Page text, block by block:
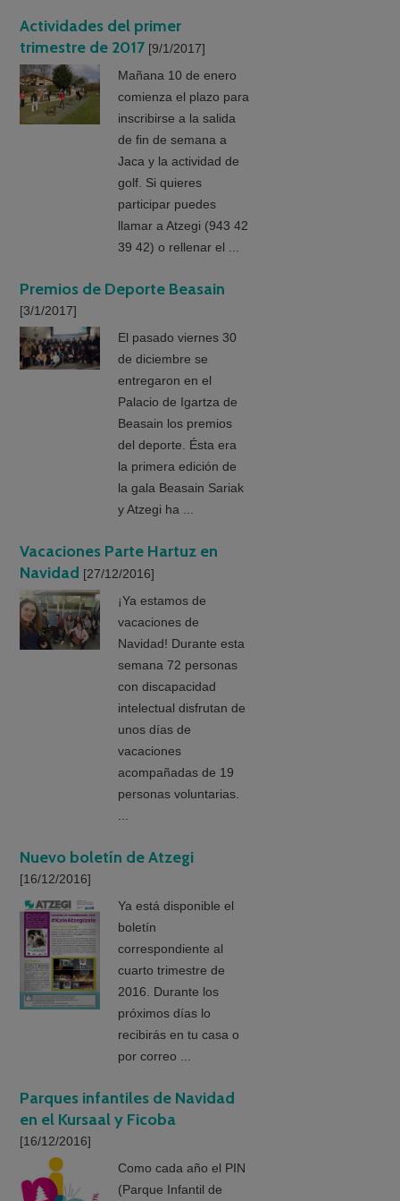
Actividades del primer
trimestre de 2017 [9/1/2017]
Mañana 10 de enero
comienza el plazo para
inscribirse a la salida
de fin de semana a
Jaca y la actividad de
golf. Si quieres
participar puedes
llamar a Atzegi (943 42
39 42) o rellenar el ...
Premios de Deporte Beasain
[3/1/2017]
El pasado viernes 30
de diciembre se
entregaron en el
Palacio de Igartza de
Beasain los premios
del deporte. Ésta era
la primera edición de
la gala Beasain Sariak
y Atzegi ha ...
Vacaciones Parte Hartuz en
Navidad [27/12/2016]
¡Ya estamos de
vacaciones de
Navidad! Durante esta
semana 72 personas
con discapacidad
intelectual disfrutan de
unos días de
vacaciones
acompañadas de 19
personas voluntarias.
Nuevo boletín de Atzegi
[16/12/2016]
Ya está disponible el
boletín
correspondiente al
cuarto trimestre de
2016. Durante los
próximos días lo
recibirás en tu casa o
por correo ...
Parques infantiles de Navidad
en el Kursaal y Ficoba
[16/12/2016]
Como cada año el PIN
(Parque Infantil de